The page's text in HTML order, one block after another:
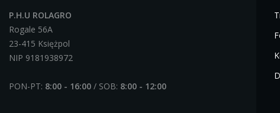
P.H.U ROLAGRO
Rogale 56A
23-415 Księżpol
NIP 9181938972
PON-PT: 8:00 - 16:00 / SOB: 8:00 - 12:00